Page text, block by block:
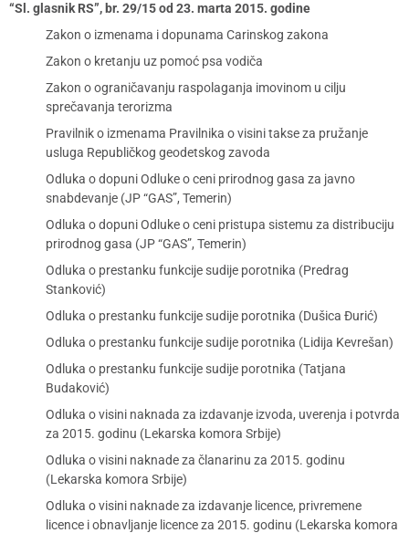
“Sl. glasnik RS”, br. 29/15 od 23. marta 2015. godine
Zakon o izmenama i dopunama Carinskog zakona
Zakon o kretanju uz pomoć psa vodiča
Zakon o ograničavanju raspolaganja imovinom u cilju
sprečavanja terorizma
Pravilnik o izmenama Pravilnika o visini takse za pružanje
usluga Republičkog geodetskog zavoda
Odluka o dopuni Odluke o ceni prirodnog gasa za javno
snabdevanje (JP “GAS”, Temerin)
Odluka o dopuni Odluke o ceni pristupa sistemu za distribuciju
prirodnog gasa (JP “GAS”, Temerin)
Odluka o prestanku funkcije sudije porotnika (Predrag
Stanković)
Odluka o prestanku funkcije sudije porotnika (Dušica Đurić)
Odluka o prestanku funkcije sudije porotnika (Lidija Kevrešan)
Odluka o prestanku funkcije sudije porotnika (Tatjana
Budaković)
Odluka o visini naknada za izdavanje izvoda, uverenja i potvrda
za 2015. godinu (Lekarska komora Srbije)
Odluka o visini naknade za članarinu za 2015. godinu
(Lekarska komora Srbije)
Odluka o visini naknade za izdavanje licence, privremene
licence i obnavljanje licence za 2015. godinu (Lekarska komora